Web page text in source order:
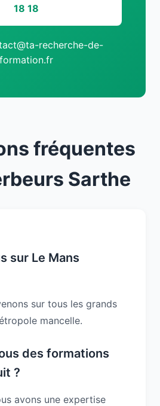
18 18
recherche-de-
formation.fr
fréquentes
Sarthe
sur Le Mans
sur tous les grands
mancelle.
des formations
?
avons une expertise